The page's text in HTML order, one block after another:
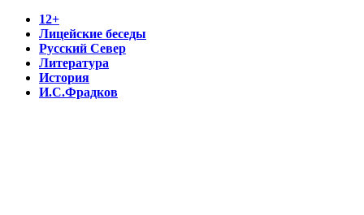
12+
Лицейские беседы
Русский Север
Литература
История
И.С.Фрадков